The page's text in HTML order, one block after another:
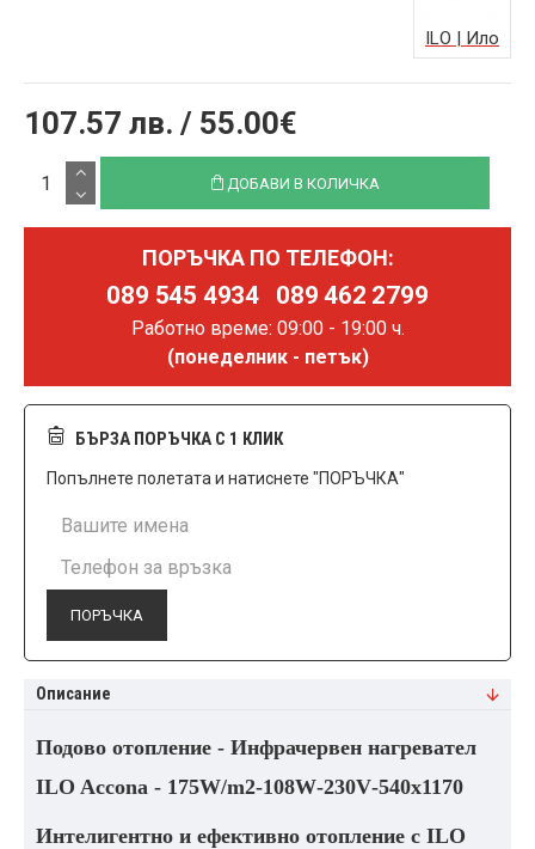
107.57 лв. / 55.00€
ILO | Ило
ДОБАВИ В КОЛИЧКА
ПОРЪЧКА ПО ТЕЛЕФОН:
089 545 4934 089 462 2799
Работно време: 09:00 - 19:00 ч.
(понеделник - петък)
БЪРЗА ПОРЪЧКА С 1 КЛИК
Попълнете полетата и натиснете "ПОРЪЧКА"
ПОРЪЧКА
Описание
Подово отопление - Инфрачервен нагревател
ILO Accona - 175W/m2‐108W‐230V‐540x1170
Интелигентно и ефективно отопление с ILO